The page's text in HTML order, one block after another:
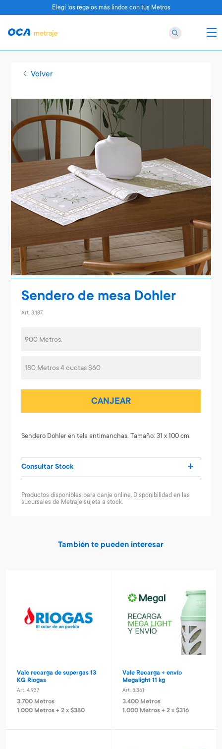
Volver
Sendero de mesa Dohler
Art. 3.187
900 Metros.
180 Metros 4 cuotas $60
CANJEAR
Sendero Dohler en tela antimanchas. Tamaño: 31 x 100 cm.
Consultar Stock
Productos disponibles para canje online. Disponibilidad en las
sucursales de Metraje sujeta a stock.
También te pueden interesar
Vale recarga de supergas 13
KG Riogas
Art. 4.937
3.700 Metros
1.000 Metros + 2 x $380
Vale Recarga + envío
Megalight 11 kg
Art. 5.361
3.400 Metros
1.000 Metros + 2 x $316
Elegí los regalos más lindos con tus Metros